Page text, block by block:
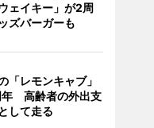
ェイキー」が2周
ズバーガーも
「レモンキャブ」
高齢者の外出支
して走る